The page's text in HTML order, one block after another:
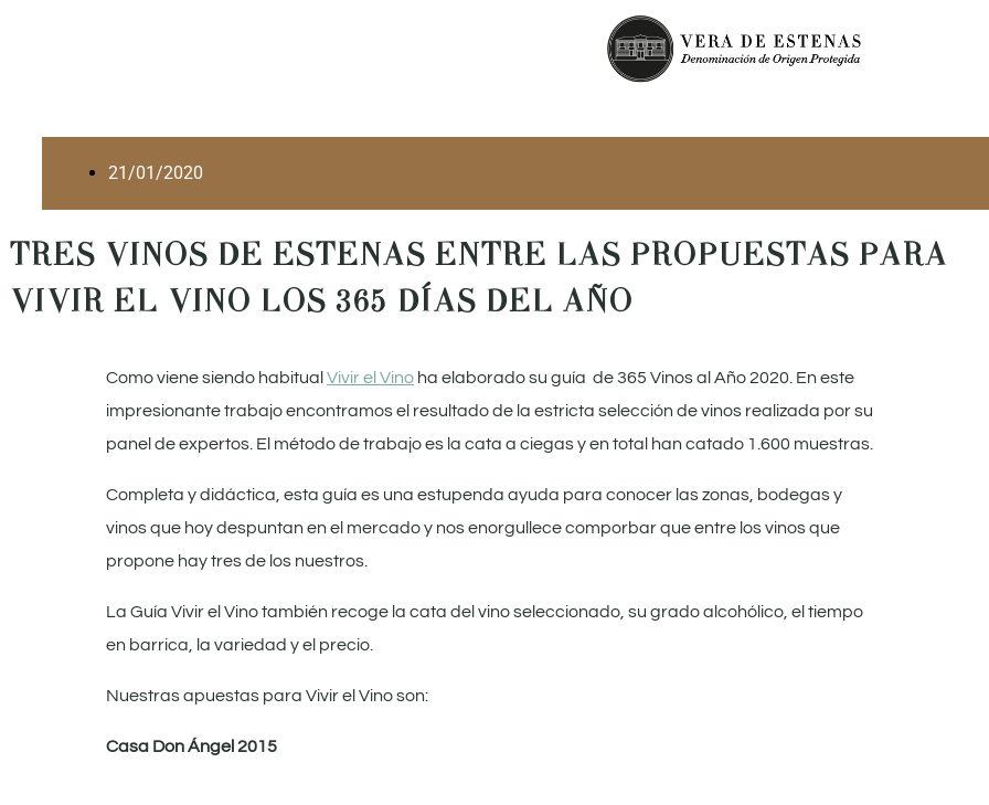
21/01/2020
TRES VINOS DE ESTENAS ENTRE LAS PROPUESTAS PARA
VIVIR EL VINO LOS 365 DÍAS DEL AÑO
Como viene siendo habitual Vivir el Vino ha elaborado su guía de 365 Vinos al Año 2020. En este
impresionante trabajo encontramos el resultado de la estricta selección de vinos realizada por su
panel de expertos. El método de trabajo es la cata a ciegas y en total han catado 1.600 muestras.
Completa y didáctica, esta guía es una estupenda ayuda para conocer las zonas, bodegas y
vinos que hoy despuntan en el mercado y nos enorgullece comporbar que entre los vinos que
propone hay tres de los nuestros.
La Guía Vivir el Vino también recoge la cata del vino seleccionado, su grado alcohólico, el tiempo
en barrica, la variedad y el precio.
Nuestras apuestas para Vivir el Vino son:
Casa Don Ángel 2015